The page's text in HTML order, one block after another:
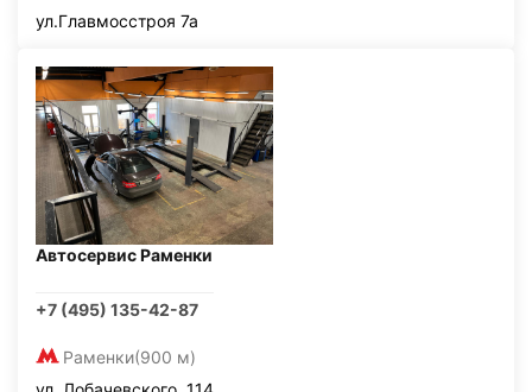
ул.Главмосстроя 7а
Автосервис Раменки
+7 (495) 135-42-87
Раменки(900 м)